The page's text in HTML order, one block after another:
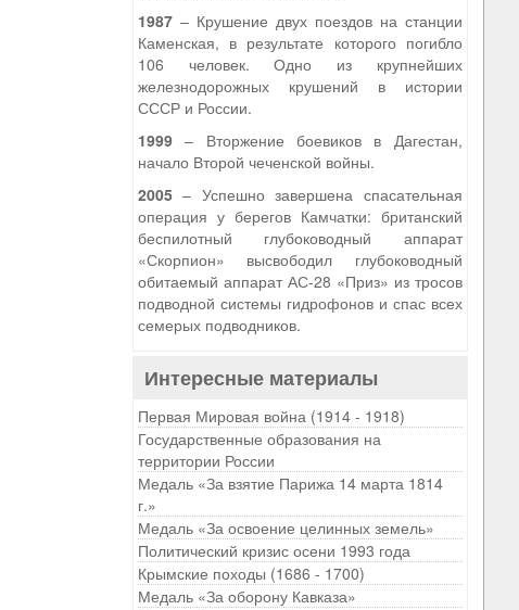
1987– Крушение двух поездов на станции
Каменская, в результате которого погибло
106 человек. Одно из крупнейших
железнодорожных крушений в истории
СССР и России.
1999– Вторжение боевиков в Дагестан,
начало Второй чеченской войны.
2005– Успешно завершена спасательная
операция у берегов Камчатки: британский
беспилотный глубоководный аппарат
«Скорпион» высвободил глубоководный
обитаемый аппарат АС-28 «Приз» из тросов
подводной системы гидрофонов и спас всех
семерых подводников.
Интересные материалы
Первая Мировая война (1914 - 1918)
Государственные образования на
территории России
Медаль «За взятие Парижа 14 марта 1814
г.»
Медаль «За освоение целинных земель»
Политический кризис осени 1993 года
Крымские походы (1686 - 1700)
Медаль «За оборону Кавказа»